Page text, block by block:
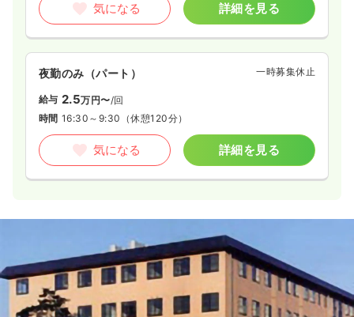
気になる 詳細を見る
夜勤のみ（パート） 一時募集休止
給与 2.5万円〜/回
時間 16:30～9:30 （休憩120分）
気になる 詳細を見る